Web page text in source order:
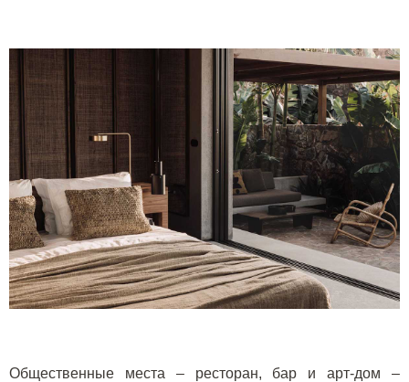
Общественные места – ресторан, бар и арт-дом –